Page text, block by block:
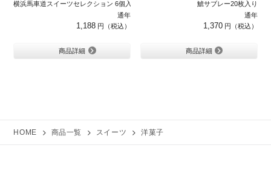
横浜馬車道スイーツセレクション 6個入り
通年
1,188
商品詳細
鯱サブレー20枚入り
通年
1,370
商品詳細
HOME 商品一覧 スイーツ 洋菓子